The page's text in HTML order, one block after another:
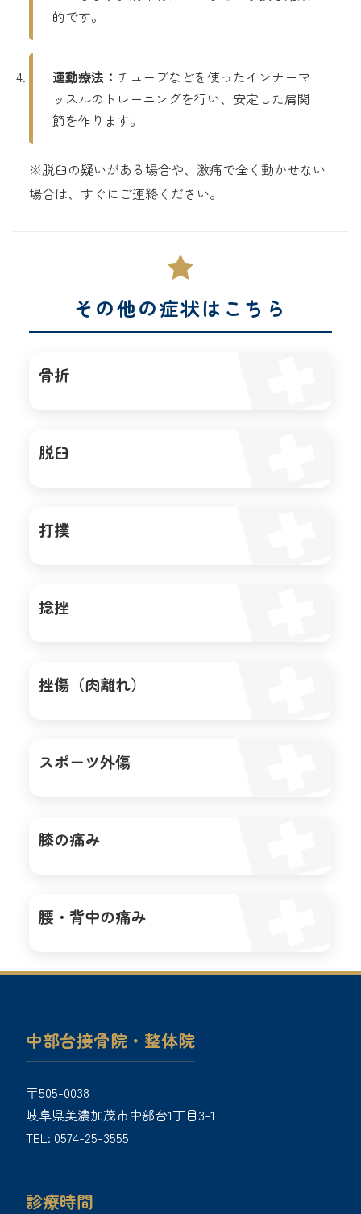
的です。
運動療法： チューブなどを使ったインナーマ
ッスルのトレーニングを行い、安定した肩関
節を作ります。
※脱臼の疑いがある場合や、激痛で全く動かせない
場合は、すぐにご連絡ください。
その他の症状はこちら
骨折
脱臼
打撲
捻挫
挫傷（肉離れ）
スポーツ外傷
膝の痛み
腰・背中の痛み
中部台接骨院・整体院
〒505-0038
岐阜県美濃加茂市中部台1丁目3-1
TEL: 0574-25-3555
診療時間